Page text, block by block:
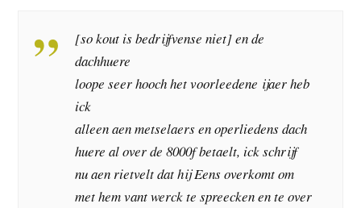
[so kout is bedrijfvense niet] en de
dachhuere
loope seer hooch het voorleedene ijaer heb
ick
alleen aen metselaers en operliedens dach
huere al over de 8000f betaelt, ick schrijf
nu aen rietvelt dat hij Eens overkomt om
met hem vant werck te spreecken en te over